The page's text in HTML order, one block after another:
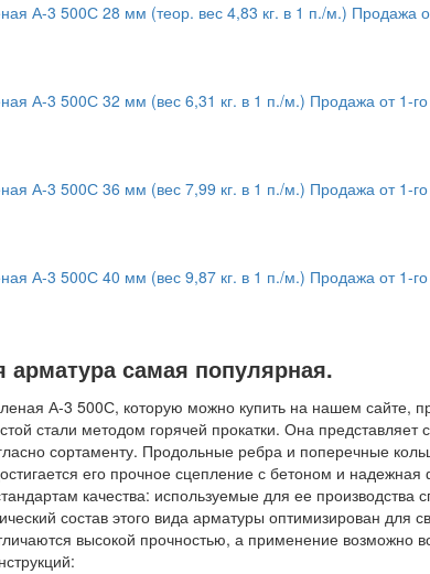
А-3 500С 28 мм (теор. вес 4,83 кг. в 1 п./м.) Продажа
А-3 500С 32 мм (вес 6,31 кг. в 1 п./м.) Продажа от 1-
А-3 500С 36 мм (вес 7,99 кг. в 1 п./м.) Продажа от 1-
А-3 500С 40 мм (вес 9,87 кг. в 1 п./м.) Продажа от 1-
самая популярная.
А-3 500С, которую можно купить на нашем сайте,
стали методом горячей прокатки. Она представляет
сортаменту. Продольные ребра и поперечные
его прочное сцепление с бетоном и
качества: используемые для ее
состав этого вида арматуры оптимизирован для
высокой прочностью, а применение возможно